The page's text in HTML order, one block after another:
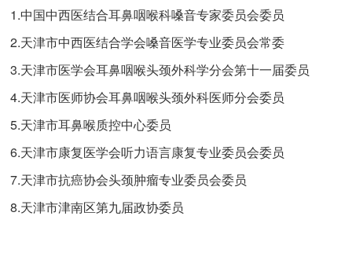
1.中国中西医结合耳鼻咽喉科嗓音专家委员会委员
2.天津市中西医结合学会嗓音医学专业委员会常委
3.天津市医学会耳鼻咽喉头颈外科学分会第十一届委员
4.天津市医师协会耳鼻咽喉头颈外科医师分会委员
5.天津市耳鼻喉质控中心委员
6.天津市康复医学会听力语言康复专业委员会委员
7.天津市抗癌协会头颈肿瘤专业委员会委员
8.天津市津南区第九届政协委员